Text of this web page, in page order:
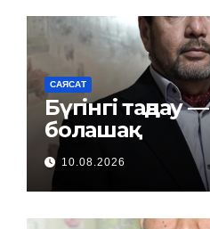
САЯСАТ
Бүгінгі таңдау —
болашақ
10.08.2026